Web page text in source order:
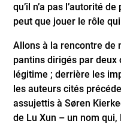
qu’il n’a pas l’autorité
peut que jouer le rôle
Allons à la rencontre de
pantins dirigés par deux
légitime ; derrière les
les auteurs cités
assujettis à Søren
de Lu Xun – un nom